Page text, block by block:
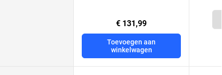
€ 131,99
Toevoegen aan
winkelwagen